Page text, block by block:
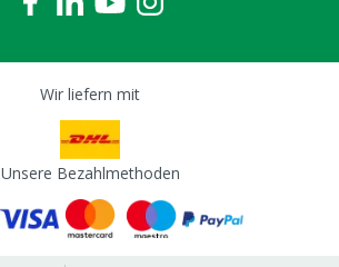
Wir liefern mit
Unsere Bezahlmethoden